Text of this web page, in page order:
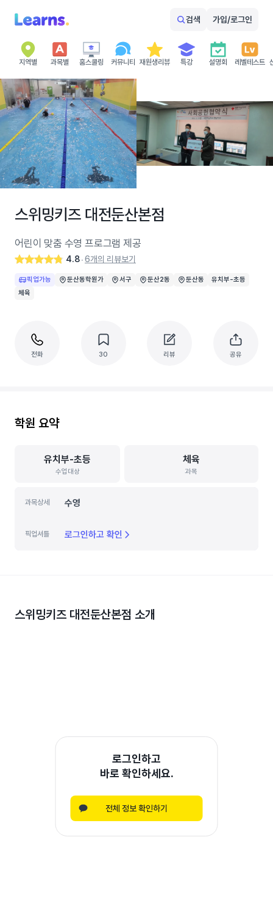
검색 가입/로그인
지역별 과목별 홈스쿨링 커뮤니티 재원생리뷰 특강 설명회 레벨테스트
스위밍키즈 대전둔산본점
어린이 맞춤 수영 프로그램 제공
4.8‧6개의 리뷰보기
픽업가능 둔산동학원가 서구 둔산2동 둔산동
유치부-초등
체육
전화 30 리뷰 공유
학원 요약
유치부-초등
수업대상
체육
과목
과목상세 수영
픽업셔틀 로그인하고 확인
스위밍키즈 대전둔산본점 소개
로그인하고
바로 확인하세요.
전체 정보 확인하기